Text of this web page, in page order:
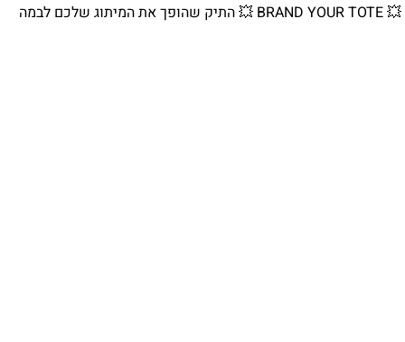
💥 BRAND YOUR TOTE 💥 התיק שהופך את המיתוג שלכם לבמה